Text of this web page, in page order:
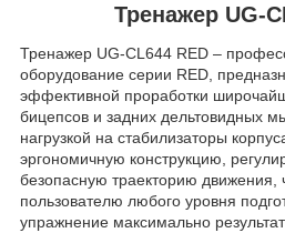
Тренажер UG-
Тренажер UG-CL644 RED –
оборудование серии RED,
эффективной проработки
бицепсов и задних дельтовидных
нагрузкой на стабилизаторы
эргономичную конструкцию,
безопасную траекторию движения,
пользователю любого уровня
упражнение максимально